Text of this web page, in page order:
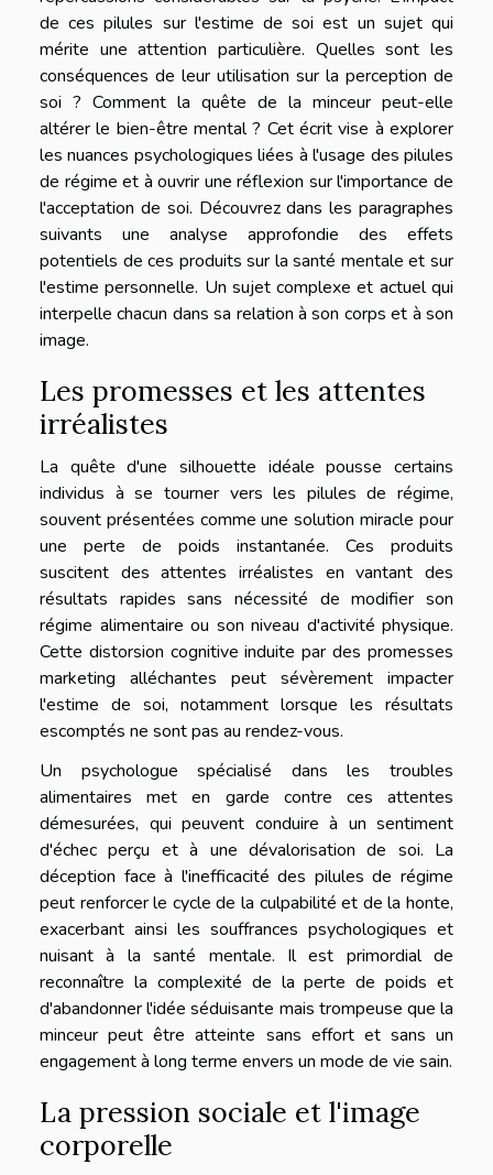
de ces pilules sur l'estime de soi est un sujet qui
mérite une attention particulière. Quelles sont les
conséquences de leur utilisation sur la perception de
soi ? Comment la quête de la minceur peut-elle
altérer le bien-être mental ? Cet écrit vise à explorer
les nuances psychologiques liées à l'usage des pilules
de régime et à ouvrir une réflexion sur l'importance de
l'acceptation de soi. Découvrez dans les paragraphes
suivants une analyse approfondie des effets
potentiels de ces produits sur la santé mentale et sur
l'estime personnelle. Un sujet complexe et actuel qui
interpelle chacun dans sa relation à son corps et à son
image.
Les promesses et les attentes
irréalistes
La quête d'une silhouette idéale pousse certains
individus à se tourner vers les pilules de régime,
souvent présentées comme une solution miracle pour
une perte de poids instantanée. Ces produits
suscitent des attentes irréalistes en vantant des
résultats rapides sans nécessité de modifier son
régime alimentaire ou son niveau d'activité physique.
Cette distorsion cognitive induite par des promesses
marketing alléchantes peut sévèrement impacter
l'estime de soi, notamment lorsque les résultats
escomptés ne sont pas au rendez-vous.
Un psychologue spécialisé dans les troubles
alimentaires met en garde contre ces attentes
démesurées, qui peuvent conduire à un sentiment
d'échec perçu et à une dévalorisation de soi. La
déception face à l'inefficacité des pilules de régime
peut renforcer le cycle de la culpabilité et de la honte,
exacerbant ainsi les souffrances psychologiques et
nuisant à la santé mentale. Il est primordial de
reconnaître la complexité de la perte de poids et
d'abandonner l'idée séduisante mais trompeuse que la
minceur peut être atteinte sans effort et sans un
engagement à long terme envers un mode de vie sain.
La pression sociale et l'image
corporelle